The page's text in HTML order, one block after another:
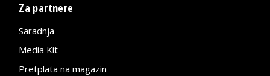
Za partnere
Saradnja
Media Kit
Pretplata na magazin